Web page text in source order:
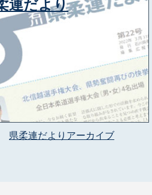
連だより
県柔連だよりアーカイブ